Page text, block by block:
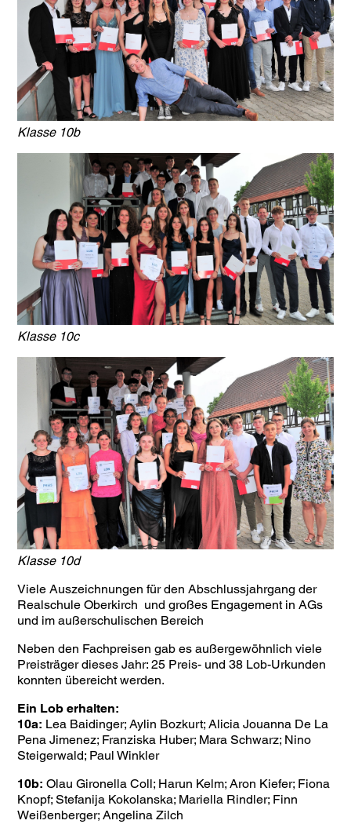
Klasse 10b
Klasse 10c
Klasse 10d
Viele Auszeichnungen für den Abschlussjahrgang der
Realschule Oberkirch und großes Engagement in AGs
und im außerschulischen Bereich
Neben den Fachpreisen gab es außergewöhnlich viele
Preisträger dieses Jahr: 25 Preis- und 38 Lob-Urkunden
konnten übereicht werden.
Ein Lob erhalten:
10a: Lea Baidinger; Aylin Bozkurt; Alicia Jouanna De La
Pena Jimenez; Franziska Huber; Mara Schwarz; Nino
Steigerwald; Paul Winkler
10b: Olau Gironella Coll; Harun Kelm; Aron Kiefer; Fiona
Knopf; Stefanija Kokolanska; Mariella Rindler; Finn
Weißenberger; Angelina Zilch